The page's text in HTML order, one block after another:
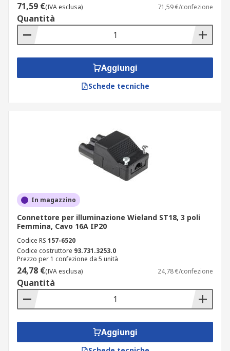
71,59 €(IVA esclusa) 71,59 €/confezione
Quantità
Aggiungi
Schede tecniche
In magazzino
Connettore per illuminazione Wieland ST18, 3 poli
Femmina, Cavo 16A IP20
Codice RS 157-6520
Codice costruttore 93.731.3253.0
Prezzo per 1 confezione da 5 unità
24,78 €(IVA esclusa) 24,78 €/confezione
Quantità
Aggiungi